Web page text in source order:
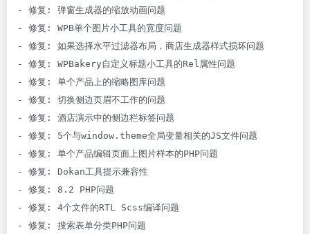
- 修复: 弹窗生成器的缩放动画问题
- 修复: WPB单个图片小工具的宽度问题
- 修复: 如果选择水平过滤器布局，商店生成器样式损坏问题
- 修复: WPBakery自定义标题小工具的Rel属性问题
- 修复: 单个产品上的缩略图库问题
- 修复: 切换侧边页眉不工作的问题
- 修复: 酒店演示中的侧边栏标签问题
- 修复: 5个与window.theme全局变量相关的JS文件问题
- 修复: 单个产品编辑页面上图片样本的PHP问题
- 修复: Dokan工具提示兼容性
- 修复: 8.2 PHP问题
- 修复: 4个文件的RTL Scss编译问题
- 修复: 搜索表单分类PHP问题